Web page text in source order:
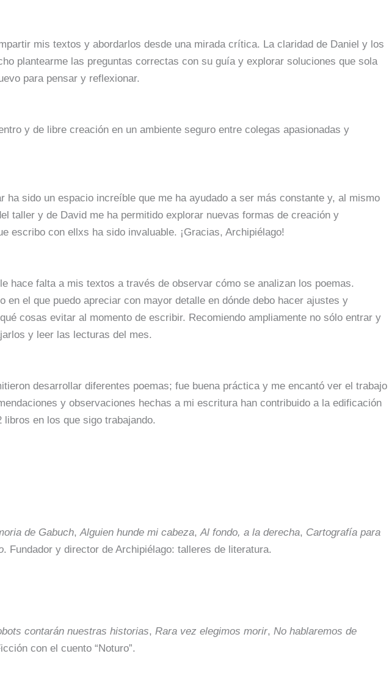
mis textos y abordarlos desde una mirada crítica. La claridad de Daniel y los
plantearme las preguntas correctas con su guía y explorar soluciones que sola
para pensar y reflexionar.
y de libre creación en un ambiente seguro entre colegas apasionadas y
sido un espacio increíble que me ha ayudado a ser más constante y, al mismo
taller y de David me ha permitido explorar nuevas formas de creación y
escribo con ellxs ha sido invaluable. ¡Gracias, Archipiélago!
hace falta a mis textos a través de observar cómo se analizan los poemas.
el que puedo apreciar con mayor detalle en dónde debo hacer ajustes y
cosas evitar al momento de escribir. Recomiendo ampliamente no sólo entrar y
y leer las lecturas del mes.
desarrollar diferentes poemas; fue buena práctica y me encantó ver el trabajo
y observaciones hechas a mi escritura han contribuido a la edificación
en los que sigo trabajando.
de Gabuch,Alguien hunde mi cabeza,Al fondo, a la derecha, Cartografía para
. Fundador y director de Archipiélago: talleres de literatura.
contarán nuestras historias, Rara vez elegimos morir, No hablaremos de
con el cuento “Noturo”.